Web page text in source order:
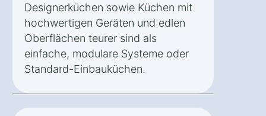
Designerküchen sowie Küchen mit
hochwertigen Geräten und edlen
Oberflächen teurer sind als
einfache, modulare Systeme oder
Standard-Einbauküchen.